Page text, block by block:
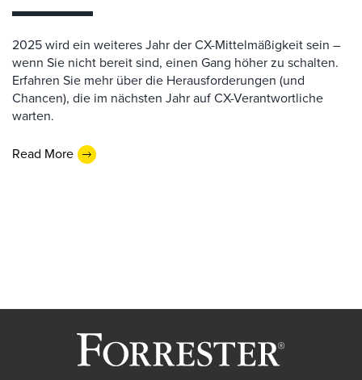
2025 wird ein weiteres Jahr der CX-Mittelmäßigkeit sein –
wenn Sie nicht bereit sind, einen Gang höher zu schalten.
Erfahren Sie mehr über die Herausforderungen (und
Chancen), die im nächsten Jahr auf CX-Verantwortliche
warten.
Read More